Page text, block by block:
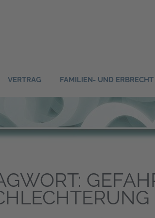
VERTRAG FAMILIEN- UND ERBRECHT